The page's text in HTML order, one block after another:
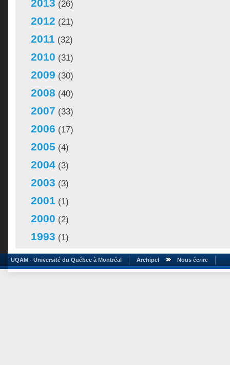
2013 (26)
2012 (21)
2011 (32)
2010 (31)
2009 (30)
2008 (40)
2007 (33)
2006 (17)
2005 (4)
2004 (3)
2003 (3)
2001 (1)
2000 (2)
1993 (1)
UQAM - Université du Québec à Montréal Archipel Nous écrire